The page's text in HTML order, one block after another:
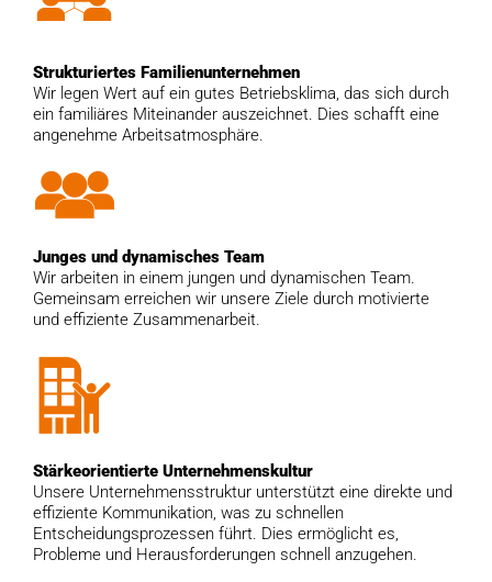
Strukturiertes Familienunternehmen
Wir legen Wert auf ein gutes Betriebsklima, das sich durch
ein familiäres Miteinander auszeichnet. Dies schafft eine
angenehme Arbeitsatmosphäre.
Junges und dynamisches Team
Wir arbeiten in einem jungen und dynamischen Team.
Gemeinsam erreichen wir unsere Ziele durch motivierte
und effiziente Zusammenarbeit.
Stärkeorientierte Unternehmenskultur
Unsere Unternehmensstruktur unterstützt eine direkte und
effiziente Kommunikation, was zu schnellen
Entscheidungsprozessen führt. Dies ermöglicht es,
Probleme und Herausforderungen schnell anzugehen.